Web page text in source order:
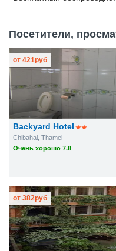
Посетители,
Backyard Hotel
Chibahal, Thamel
Очень хорошо 7.8
от 421руб
от 382руб